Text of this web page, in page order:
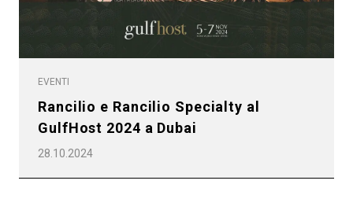
EVENTI
Rancilio e Rancilio Specialty al
GulfHost 2024 a Dubai
28.10.2024